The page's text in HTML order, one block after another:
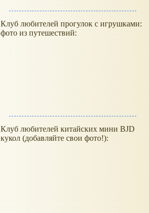
Клуб любителей прогулок с игрушками:
фото из путешествий:
Клуб любителей китайских мини BJD
кукол (добавляйте свои фото!):